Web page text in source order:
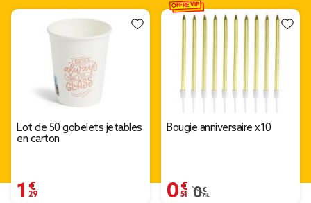
Lot de 50 gobelets jetables
en carton
1,29 €
Bougie anniversaire x10
0,51 €
Prix remisé de 0,73 € à
0,73 €
OFFRE VIP